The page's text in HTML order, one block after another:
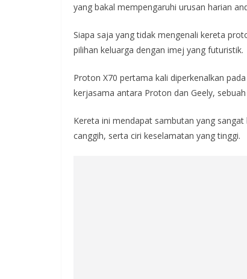
yang bakal mempengaruhi urusan harian
Siapa saja yang tidak mengenali kereta
pilihan keluarga dengan imej yang futuristik.
Proton X70 pertama kali diperkenalkan
kerjasama antara Proton dan Geely,
Kereta ini mendapat sambutan yang
canggih, serta ciri keselamatan yang tinggi.